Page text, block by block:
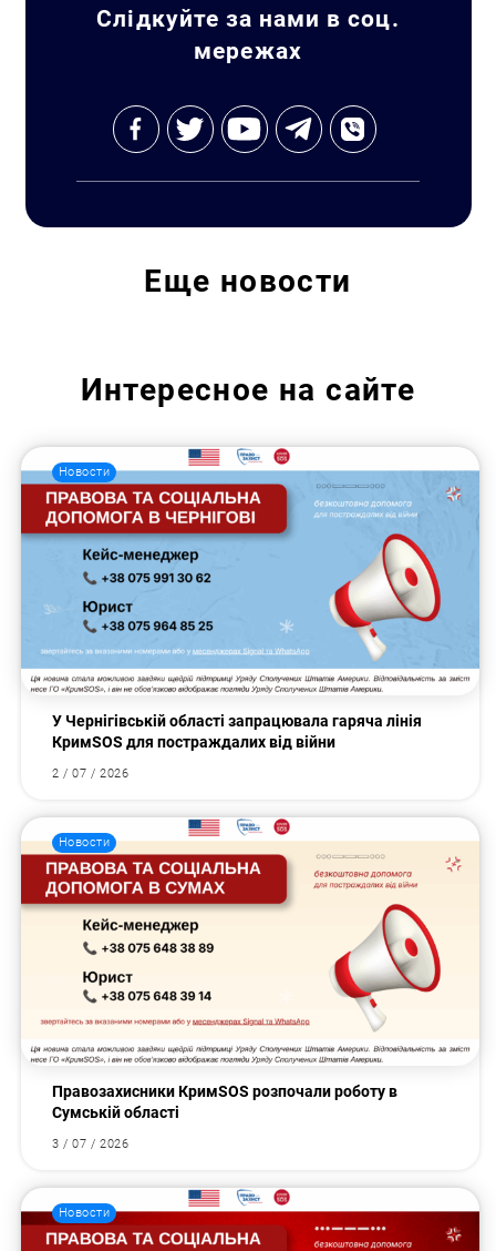
Слідкуйте за нами в соц.
мережах
Еще новости
Интересное на сайте
Новости
У Чернігівській області запрацювала гаряча лінія
КримSOS для постраждалих від війни
2 / 07 / 2026
Новости
Правозахисники КримSOS розпочали роботу в
Сумській області
3 / 07 / 2026
Новости